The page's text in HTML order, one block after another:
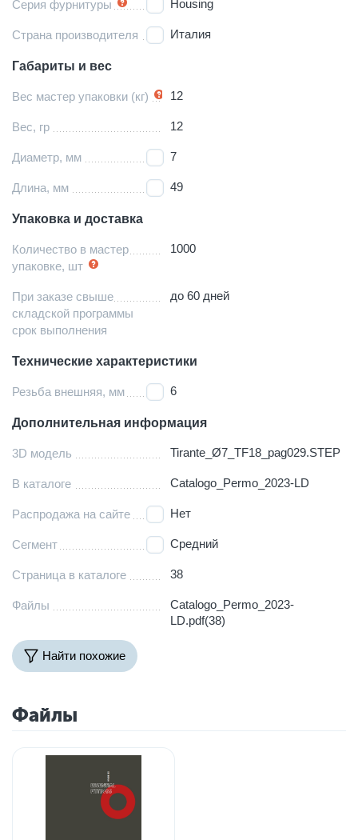
Серия фурнитуры Housing
Страна производителя Италия
Габариты и вес
Вес мастер упаковки (кг) 12
Вес, гр 12
Диаметр, мм 7
Длина, мм 49
Упаковка и доставка
Количество в мастер
упаковке, шт
1000
При заказе свыше
складской программы
срок выполнения
до 60 дней
Технические характеристики
Резьба внешняя, мм 6
Дополнительная информация
3D модель Tirante_Ø7_TF18_pag029.STEP
В каталоге Catalogo_Permo_2023-LD
Распродажа на сайте Нет
Сегмент Средний
Страница в каталоге 38
Файлы
Catalogo_Permo_2023-
LD.pdf(38)
Найти похожие
Файлы